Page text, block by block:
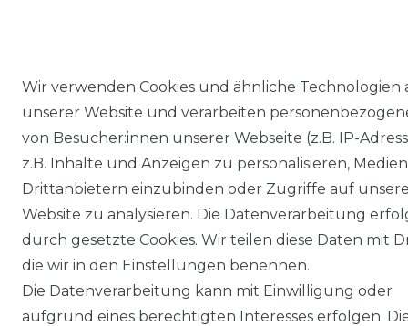
Wir verwenden Cookies und ähnliche Technologien
unserer Website und verarbeiten
von Besucher:innen unserer Webseite (z.B. IP-
z.B. Inhalte und Anzeigen zu personalisieren,
Drittanbietern einzubinden oder Zugriffe auf
Website zu analysieren. Die Datenverarbeitung
durch gesetzte Cookies. Wir teilen diese Daten mit
die wir in den Einstellungen benennen.
Die Datenverarbeitung kann mit Einwilligung oder
aufgrund eines berechtigten Interesses erfolgen.